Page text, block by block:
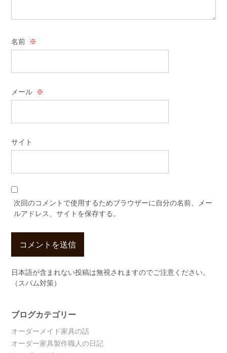
名前 ※
メール ※
サイト
次回のコメントで使用するためブラウザーに自分の名前、メー
ルアドレス、サイトを保存する。
日本語が含まれない投稿は無視されますのでご注意ください。
（スパム対策）
ブログカテゴリー
オーダーメイド家具の話
オーダー家具製作職人の日記